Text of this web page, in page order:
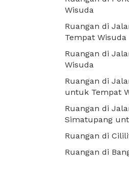
Wisuda
Ruangan di
Tempat Wisuda
Ruangan di
Wisuda
Ruangan di
untuk Tempat
Ruangan di
Simatupang
Ruangan di
Ruangan di